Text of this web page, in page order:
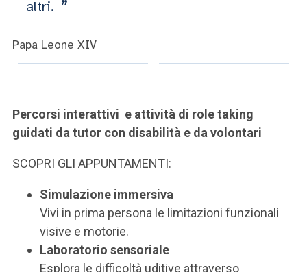
ACCEDI ALLA MAIL ICATT
SEI UN DOCENTE O UN MEMBRO DELLO STAFF
altri.
Papa Leone XIV
Percorsi interattivi e attività di role taking
guidati da tutor con disabilità e da volontari
SCOPRI GLI APPUNTAMENTI:
Simulazione immersiva
Vivi in prima persona le limitazioni funzionali
visive e motorie.
Laboratorio sensoriale
Esplora le difficoltà uditive attraverso